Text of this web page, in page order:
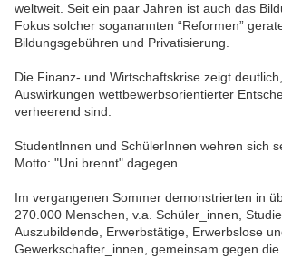
weltweit. Seit ein paar Jahren ist auch das
Fokus solcher soganannten “Reformen”
Bildungsgebühren und Privatisierung.
Die Finanz- und Wirtschaftskrise zeigt
Auswirkungen wettbewerbsorientierter
verheerend sind.
StudentInnen und SchülerInnen wehren sich
Motto: "Uni brennt" dagegen.
Im vergangenen Sommer demonstrierten in
270.000 Menschen, v.a. Schüler_innen,
Auszubildende, Erwerbstätige, Erwerbslose
Gewerkschafter_innen, gemeinsam gegen